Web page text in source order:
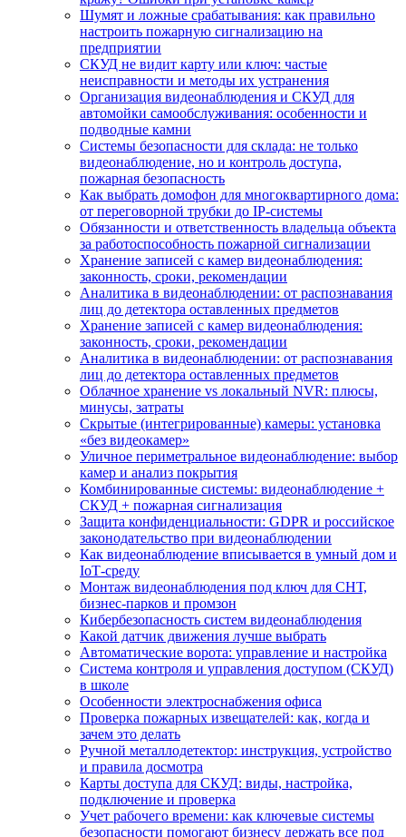
Шумят и ложные срабатывания: как правильно
настроить пожарную сигнализацию на
предприятии
СКУД не видит карту или ключ: частые
неисправности и методы их устранения
Организация видеонаблюдения и СКУД для
автомойки самообслуживания: особенности и
подводные камни
Системы безопасности для склада: не только
видеонаблюдение, но и контроль доступа,
пожарная безопасность
Как выбрать домофон для многоквартирного дома:
от переговорной трубки до IP-системы
Обязанности и ответственность владельца объекта
за работоспособность пожарной сигнализации
Хранение записей с камер видеонаблюдения:
законность, сроки, рекомендации
Аналитика в видеонаблюдении: от распознавания
лиц до детектора оставленных предметов
Хранение записей с камер видеонаблюдения:
законность, сроки, рекомендации
Аналитика в видеонаблюдении: от распознавания
лиц до детектора оставленных предметов
Облачное хранение vs локальный NVR: плюсы,
минусы, затраты
Скрытые (интегрированные) камеры: установка
«без видеокамер»
Уличное периметральное видеонаблюдение: выбор
камер и анализ покрытия
Комбинированные системы: видеонаблюдение +
СКУД + пожарная сигнализация
Защита конфиденциальности: GDPR и российское
законодательство при видеонаблюдении
Как видеонаблюдение вписывается в умный дом и
IoT‑среду
Монтаж видеонаблюдения под ключ для СНТ,
бизнес‑парков и промзон
Кибербезопасность систем видеонаблюдения
Какой датчик движения лучше выбрать
Автоматические ворота: управление и настройка
Система контроля и управления доступом (СКУД)
в школе
Особенности электроснабжения офиса
Проверка пожарных извещателей: как, когда и
зачем это делать
Ручной металлодетектор: инструкция, устройство
и правила досмотра
Карты доступа для СКУД: виды, настройка,
подключение и проверка
Учет рабочего времени: как ключевые системы
безопасности помогают бизнесу держать все под